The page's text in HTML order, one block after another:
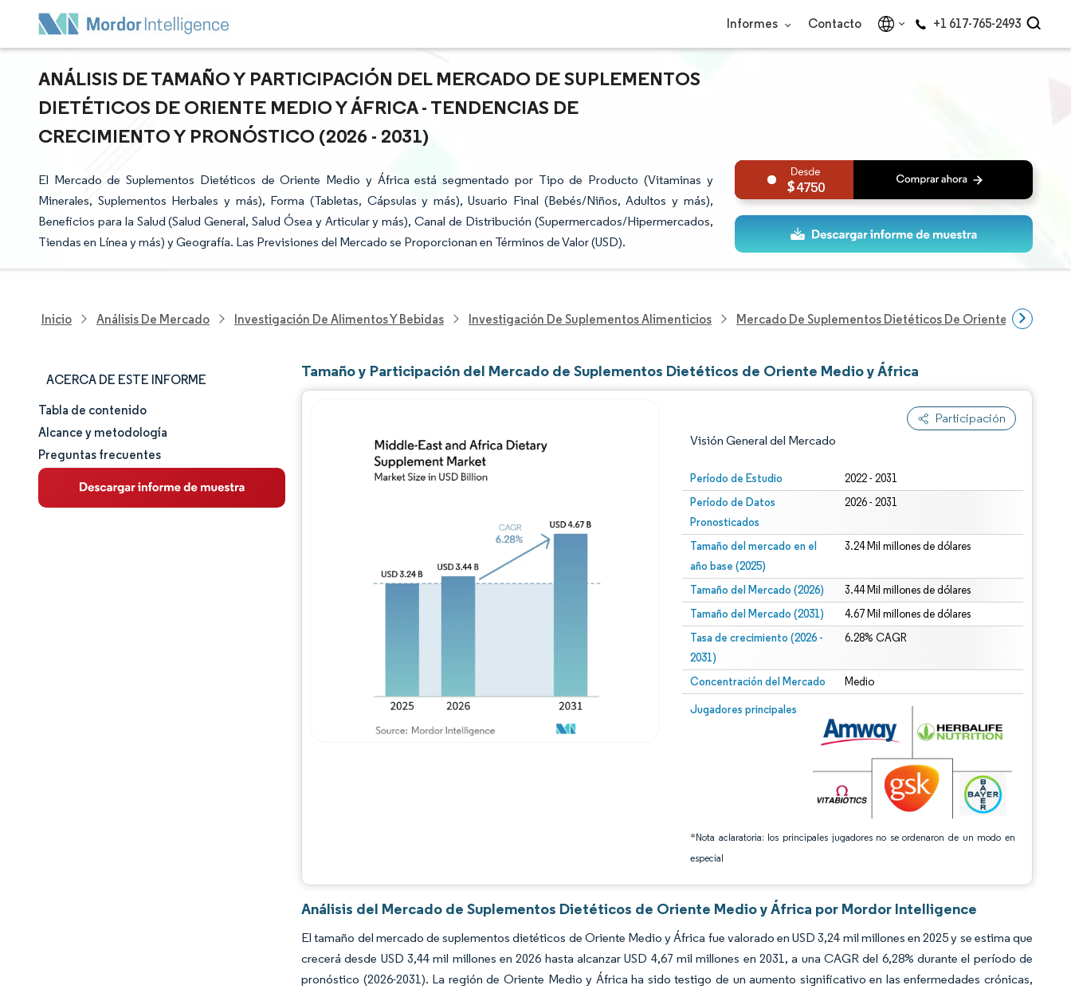
Informes Contacto +1 617-765-2493
ANÁLISIS DE TAMAÑO Y PARTICIPACIÓN DEL MERCADO DE SUPLEMENTOS
DIETÉTICOS DE ORIENTE MEDIO Y ÁFRICA - TENDENCIAS DE
CRECIMIENTO Y PRONÓSTICO (2026 - 2031)
El Mercado de Suplementos Dietéticos de Oriente Medio y África está segmentado por Tipo de Producto (Vitaminas y
Minerales, Suplementos Herbales y más), Forma (Tabletas, Cápsulas y más), Usuario Final (Bebés/Niños, Adultos y más),
Beneficios para la Salud (Salud General, Salud Ósea y Articular y más), Canal de Distribución (Supermercados/Hipermercados,
Tiendas en Línea y más) y Geografía. Las Previsiones del Mercado se Proporcionan en Términos de Valor (USD).
4750
Inicio Análisis De Mercado Investigación De Alimentos Y Bebidas Investigación De Suplementos Alimenticios Mercado De Suplementos Dietéticos De Oriente Medio Y
ACERCA DE ESTE INFORME
Tamaño y cuota de mercado
Análisis de mercado
Tendencias e ideas
Tabla de contenido
Alcance y metodología
Preguntas frecuentes
Tamaño y Participación del Mercado de Suplementos Dietéticos de Oriente Medio y África
Participación
Visión General del Mercado
Período de Estudio 2022 - 2031
Período de Datos
Pronosticados
2026 - 2031
Tamaño del mercado en el
año base (2025)
3.24 Mil millones de dólares
Tamaño del Mercado (2026) 3.44 Mil millones de dólares
Tamaño del Mercado (2031) 4.67 Mil millones de dólares
Tasa de crecimiento (2026 -
2031)
6.28% CAGR
Concentración del Mercado Medio
Jugadores principales
*Nota aclaratoria: los principales jugadores no se ordenaron de un modo en
especial
Imagen © Mordor Intelligence. El uso requiere atribución según CC BY 4.0.
Imagen © Mordor Intelligence. El uso requiere atribución según CC BY 4.0.
Análisis del Mercado de Suplementos Dietéticos de Oriente Medio y África por Mordor Intelligence
El tamaño del mercado de suplementos dietéticos de Oriente Medio y África fue valorado en USD 3,24 mil millones en 2025 y se estima que
crecerá desde USD 3,44 mil millones en 2026 hasta alcanzar USD 4,67 mil millones en 2031, a una CAGR del 6,28% durante el período de
pronóstico (2026-2031). La región de Oriente Medio y África ha sido testigo de un aumento significativo en las enfermedades crónicas,